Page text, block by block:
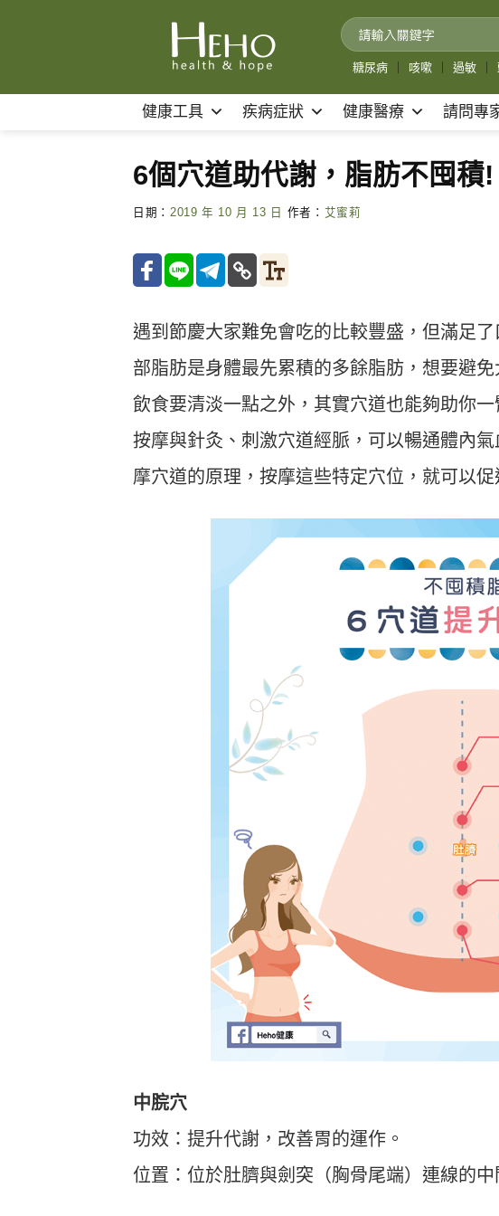
糖尿病 咳嗽 過敏
健康工具 疾病症狀 健康醫療 請問專
6個穴道助代謝，脂肪不囤積!
日期： 2019 年 10 月 13 日 作者： 艾蜜莉
遇到節慶大家難免會吃的比較豐盛，但滿足
部脂肪是身體最先累積的多餘脂肪，想要避
飲食要清淡一點之外，其實穴道也能夠助你
按摩與針灸、刺激穴道經脈，可以暢通體內
摩穴道的原理，按摩這些特定穴位，就可以
中脘穴
功效：提升代謝，改善胃的運作。
位置：位於肚臍與劍突（胸骨尾端）連線的中